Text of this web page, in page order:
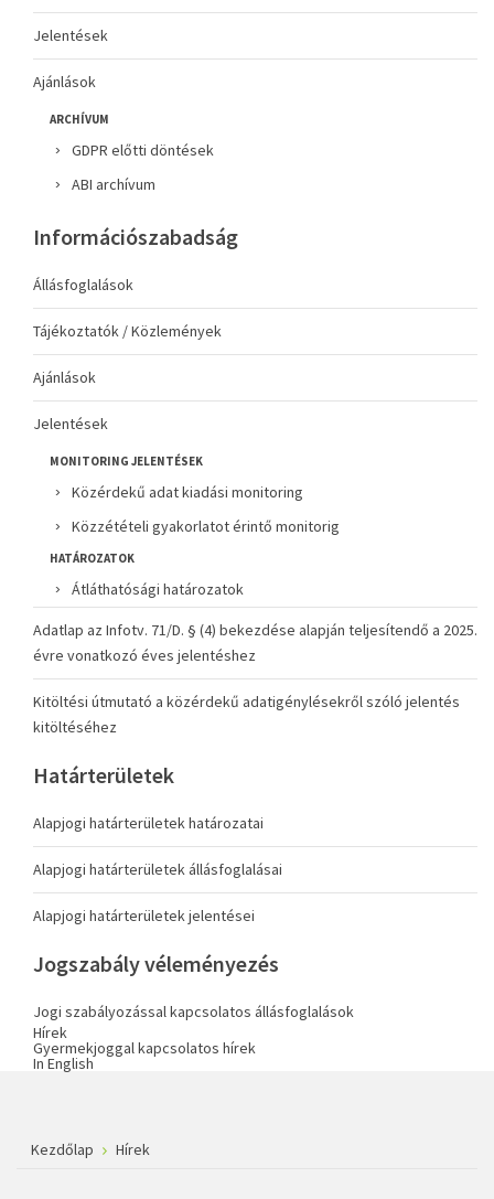
Jelentések
Ajánlások
ARCHÍVUM
GDPR előtti döntések
ABI archívum
Információszabadság
Állásfoglalások
Tájékoztatók / Közlemények
Ajánlások
Jelentések
MONITORING JELENTÉSEK
Közérdekű adat kiadási monitoring
Közzétételi gyakorlatot érintő monitorig
HATÁROZATOK
Átláthatósági határozatok
Adatlap az Infotv. 71/D. § (4) bekezdése alapján teljesítendő a 2025.
évre vonatkozó éves jelentéshez
Kitöltési útmutató a közérdekű adatigénylésekről szóló jelentés
kitöltéséhez
Határterületek
Alapjogi határterületek határozatai
Alapjogi határterületek állásfoglalásai
Alapjogi határterületek jelentései
Jogszabály véleményezés
Jogi szabályozással kapcsolatos állásfoglalások
Hírek
Gyermekjoggal kapcsolatos hírek
In English
Kezdőlap Hírek